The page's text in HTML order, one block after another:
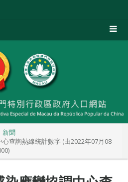
新聞
查詢熱線統計數字 (由2022年07月08